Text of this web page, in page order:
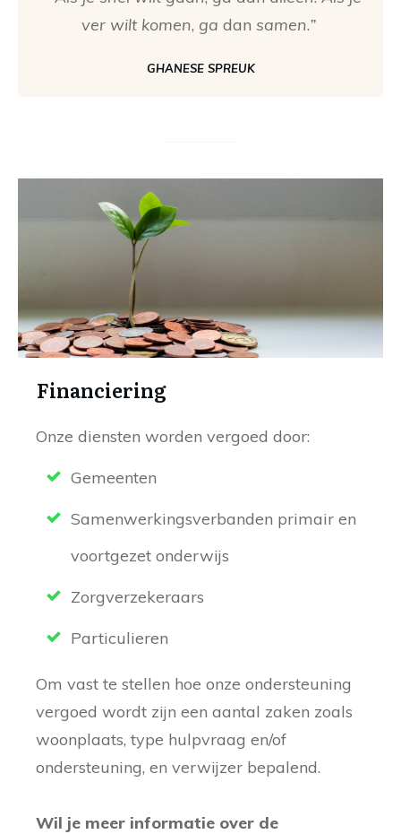
ver wilt komen, ga dan samen.”
GHANESE SPREUK
Financiering
Onze diensten worden vergoed door:
Gemeenten
Samenwerkingsverbanden primair en
voortgezet onderwijs
Zorgverzekeraars
Particulieren
Om vast te stellen hoe onze ondersteuning
vergoed wordt zijn een aantal zaken zoals
woonplaats, type hulpvraag en/of
ondersteuning, en verwijzer bepalend.
Wil je meer informatie over de